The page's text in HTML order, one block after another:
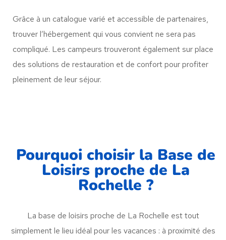
Grâce à un catalogue varié et accessible de partenaires,
trouver l’hébergement qui vous convient ne sera pas
compliqué. Les campeurs trouveront également sur place
des solutions de restauration et de confort pour profiter
pleinement de leur séjour.
Pourquoi choisir la Base de
Loisirs proche de La
Rochelle ?
La base de loisirs proche de La Rochelle est tout
simplement le lieu idéal pour les vacances : à proximité des